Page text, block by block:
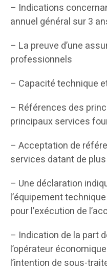
– Indications
annuel général sur 3
– La preuve d’une
professionnels
– Capacité technique
– Références des
principaux services
– Acceptation de
services datant de
– Une déclaration
l’équipement
pour l’exécution de
– Indication de la part
l’opérateur
l’intention de sous-